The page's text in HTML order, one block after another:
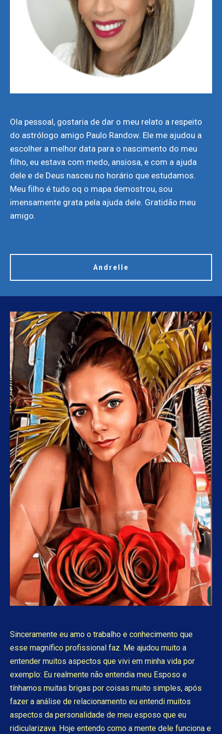
Ola pessoal, gostaria de dar o meu relato a respeito
do astrólogo amigo Paulo Randow. Ele me ajudou a
escolher a melhor data para o nascimento do meu
filho, eu estava com medo, ansiosa, e com a ajuda
dele e de Deus nasceu no horário que estudamos.
Meu filho é tudo oq o mapa demostrou, sou
imensamente grata pela ajuda dele. Gratidão meu
amigo.
Andrelle
Sinceramente eu amo o trabalho e conhecimento que
esse magnífico profissional faz. Me ajudou muito a
entender muitos aspectos que vivi em minha vida por
exemplo: Eu realmente não entendia meu Esposo e
tínhamos muitas brigas por coisas muito simples, após
fazer a análise de relacionamento eu entendi muitos
aspectos da personalidade de meu esposo que eu
ridicularizava. Hoje entendo como a mente dele funciona e